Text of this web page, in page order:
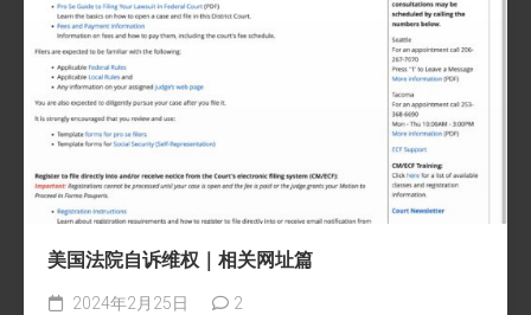
美国法院自诉维权｜相关网址篇
2024年2月25日 2